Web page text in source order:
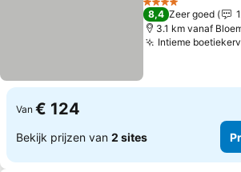
4 Sterren
8,4 Zeer goed
3.1 km vanaf
Intieme
Van € 124
Bekijk prijzen van 2 sites